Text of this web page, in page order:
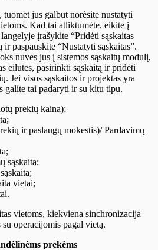
jūs galbūt norėsite nustatyti
Kad tai atliktumėte, eikite į
įrašykite “Pridėti sąskaitas
paspauskite “Nustatyti sąskaitas”.
nuves jus į sistemos sąskaitų modulį,
eilutes, pasirinkti sąskaitą ir pridėti
Jei visos sąskaitos ir projektas yra
galite tai padaryti ir su kitu tipu.
prekių kaina);
ir paslaugų mokestis)/ Pardavimų
sąskaita;
vietai;
vietoms, kiekviena sinchronizacija
su operacijomis pagal vietą.
prekėms